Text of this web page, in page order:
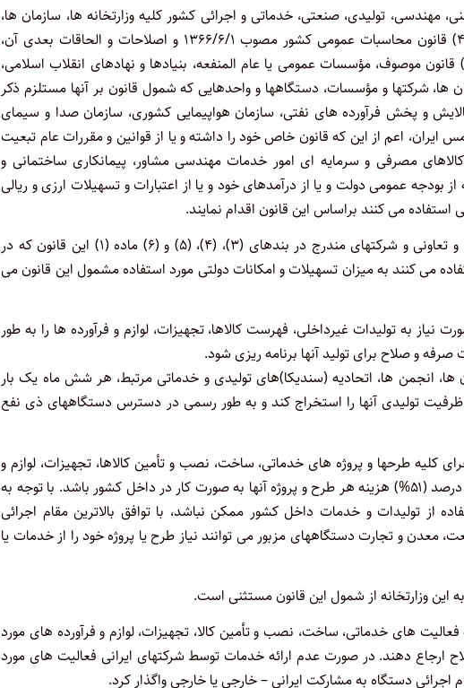
مهندسی، تولیدی، صنعتی، خدماتی و اجرائی کشور کلیه وزارتخانه ها، سازمان ها،
مؤسسات، شرکتهای دولتی یا وابسته به دولت موضوع ماده (۴) قانون محاسبات عمومی کشور مصوب ۱۳۶۶/۶/۱ و اصلاحات و الحاقات بعدی آن،
بانکها، مؤسسات و نهادهای عمومی غیردولتی موضوع ماده (۵) قانون موصوف، مؤسسات عمومی یا عام المنفعه، بنیادها و نهادهای انقلاب اسلامی،
ها، شرکتها و مؤسسات، دستگاهها و واحدهایی که شمول قانون بر آنها مستلزم ذکر
و پخش فرآورده های نفتی، سازمان هواپیمایی کشوری، سازمان صدا و سیمای
اعم از این که قانون خاص خود را داشته و یا از قوانین و مقررات عام تبعیت
کالاهای مصرفی و سرمایه ای امور خدمات مهندسی مشاور، پیمانکاری ساختمانی و
بودجه عمومی دولت و یا از درآمدهای خود و یا از اعتبارات و تسهیلات ارزی و ریالی
استفاده می کنند براساس این قانون اقدام نمایند.
تبصره- شرکتها، صنایع، کارخانجات، موسسات بخش خصوصی و تعاونی و شرکتهای مندرج در بندهای (۳)، (۴)، (۵) و (۶) ماده (۱) این قانون که در
می کنند به میزان تسهیلات و امکانات دولتی مورد استفاده مشمول این قانون می
موظفند در صورت نیاز به تولیدات غیرداخلی، فهرست کالاها، تجهیزات، لوازم و فرآورده ها را به طور
و صلاح برای تولید آنها برنامه ریزی شود.
انجمن ها، اتحادیه (سندیکا)های تولیدی و خدماتی مرتبط، هر شش ماه یک بار
تولیدی آنها را استخراج کند و به طور رسمی در دسترس دستگاههای ذی نفع
موظفند در اجرای کلیه طرحها و پروژه های خدماتی، ساخت، نصب و تأمین کالاها، تجهیزات، لوازم و
فرآورده ها به گونه ای برنامه ریزی کنند که حداقل پنجاه و یک درصد (۵۱%) هزینه هر طرح و پروژه آنها به صورت کار در داخل کشور باشد. با توجه به
ماده (۳) این قانون اگر استفاده از تولیدات و خدمات داخل کشور ممکن نباشد، با توافق بالاترین مقام اجرائی
و وزیر صنعت، معدن و تجارت دستگاههای مزبور می توانند نیاز طرح یا پروژه خود را از خدمات یا
این وزارتخانه از شمول این قانون مستثنی است.
موظفند کلیه فعالیت های خدماتی، ساخت، نصب و تأمین کالا، تجهیزات، لوازم و فرآورده های مورد
ارجاع دهند. در صورت عدم ارائه خدمات توسط شرکتهای ایرانی فعالیت های مورد